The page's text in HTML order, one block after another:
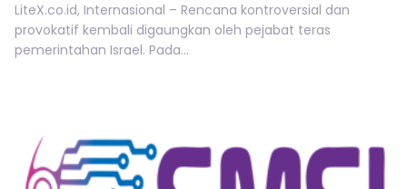
LiteX.co.id, Internasional – Rencana kontroversial dan
provokatif kembali digaungkan oleh pejabat teras
pemerintahan Israel. Pada...